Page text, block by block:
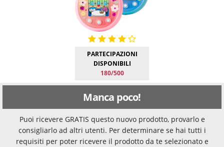
PARTECIPAZIONI
DISPONIBILI
180/500
Manca poco!
Puoi ricevere GRATIS questo nuovo prodotto, provarlo e
consigliarlo ad altri utenti. Per determinare se hai tutti i
requisiti per poter ricevere il prodotto da te selezionato e